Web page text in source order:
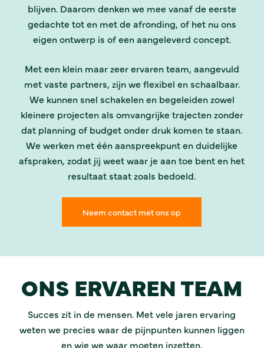
blijven. Daarom denken we mee vanaf de eerste
gedachte tot en met de afronding, of het nu ons
eigen ontwerp is of een aangeleverd concept.
Met een klein maar zeer ervaren team, aangevuld
met vaste partners, zijn we flexibel en schaalbaar.
We kunnen snel schakelen en begeleiden zowel
kleinere projecten als omvangrijke trajecten zonder
dat planning of budget onder druk komen te staan.
We werken met één aanspreekpunt en duidelijke
afspraken, zodat jij weet waar je aan toe bent en het
resultaat staat zoals bedoeld.
Neem contact met ons op
ONS ERVAREN TEAM
Succes zit in de mensen. Met vele jaren ervaring
weten we precies waar de pijnpunten kunnen liggen
en wie we waar moeten inzetten.